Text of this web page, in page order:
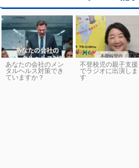
あなたの会社のメン
タルヘルス対策でき
ていますか？
不登校児の親子支援
でラジオに出演しま
す